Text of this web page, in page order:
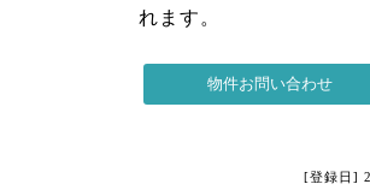
れます。
[登録日]